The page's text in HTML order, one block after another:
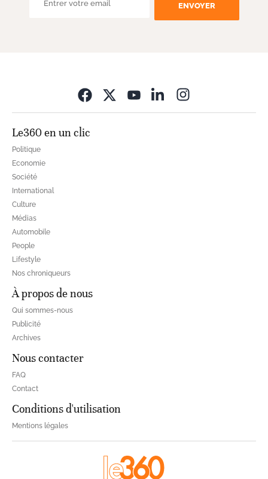
ENVOYER
Le360 en un clic
Politique
Economie
Société
International
Culture
Médias
Automobile
People
Lifestyle
Nos chroniqueurs
À propos de nous
Qui sommes-nous
Publicité
Archives
Nous contacter
FAQ
Contact
Conditions d'utilisation
Mentions légales